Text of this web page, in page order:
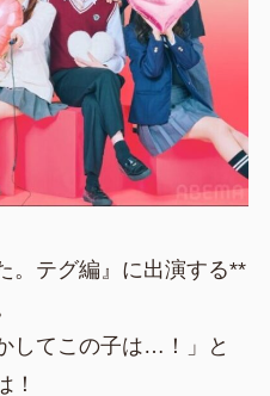
。テグ編』に出演する**
してこの子は…！」と
！